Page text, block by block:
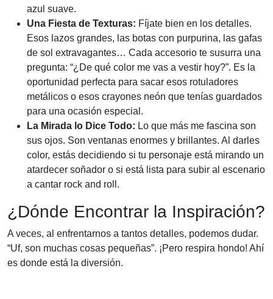
azul suave.
Una Fiesta de Texturas: Fíjate bien en los detalles.
Esos lazos grandes, las botas con purpurina, las gafas
de sol extravagantes… Cada accesorio te susurra una
pregunta: “¿De qué color me vas a vestir hoy?”. Es la
oportunidad perfecta para sacar esos rotuladores
metálicos o esos crayones neón que tenías guardados
para una ocasión especial.
La Mirada lo Dice Todo: Lo que más me fascina son
sus ojos. Son ventanas enormes y brillantes. Al darles
color, estás decidiendo si tu personaje está mirando un
atardecer soñador o si está lista para subir al escenario
a cantar rock and roll.
¿Dónde Encontrar la Inspiración?
A veces, al enfrentarnos a tantos detalles, podemos dudar.
“Uf, son muchas cosas pequeñas”. ¡Pero respira hondo! Ahí
es donde está la diversión.